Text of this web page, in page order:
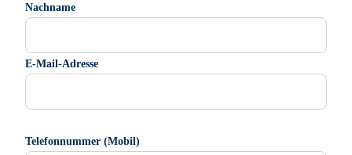
Nachname
E-Mail-Adresse
Telefonnummer (Mobil)